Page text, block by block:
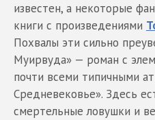
известен, а некоторые
книги с произведениями
Похвалы эти сильно
Муирвуда» — роман с
почти всеми типичными
Средневековье». Здесь
смертельные ловушки и